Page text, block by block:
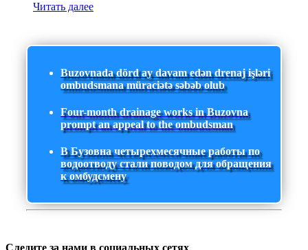
Читать далее
Buzovnada dörd ay davam edən drenaj işləri
ombudsmana müraciətə səbəb olub
Four-month drainage works in Buzovna
prompt an appeal to the ombudsman
В Бузовна четырехмесячные работы по
водоотводу стали поводом для обращения
к омбудсмену
Следите за нами в социальных сетях